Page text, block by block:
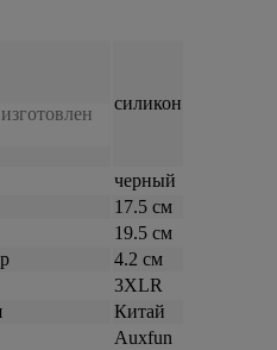
силикон
черный
17.5 см
19.5 см
4.2 см
3XLR
Китай
Auxfun